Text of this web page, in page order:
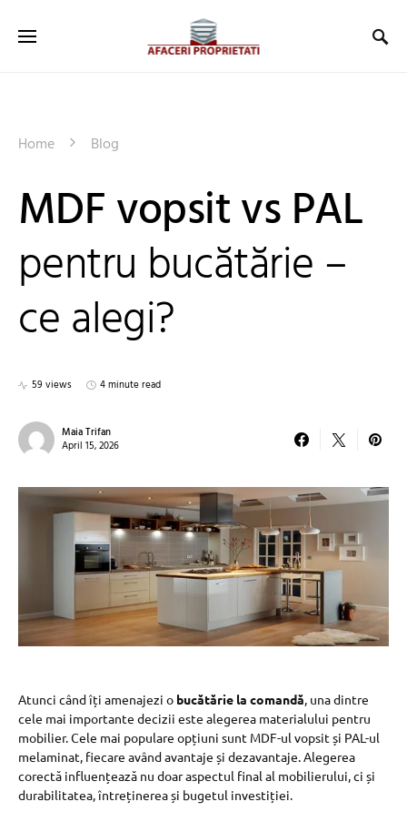
Home Blog
MDF vopsit vs PAL
pentru bucătărie –
ce alegi?
59 views 4 minute read
Maia Trifan
April 15, 2026
Atunci când îți amenajezi o bucătărie la comandă, una dintre
cele mai importante decizii este alegerea materialului pentru
mobilier. Cele mai populare opțiuni sunt MDF-ul vopsit și PAL-ul
melaminat, fiecare având avantaje și dezavantaje. Alegerea
corectă influențează nu doar aspectul final al mobilierului, ci și
durabilitatea, întreținerea și bugetul investiției.